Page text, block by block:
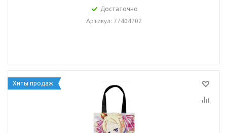
Достаточно
Артикул: 77404202
Хиты продаж